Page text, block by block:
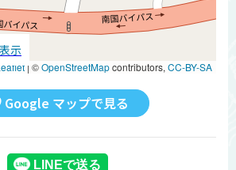
| ©OpenStreetMapcontributors, CC-BY-SA
示
Google マップで見る